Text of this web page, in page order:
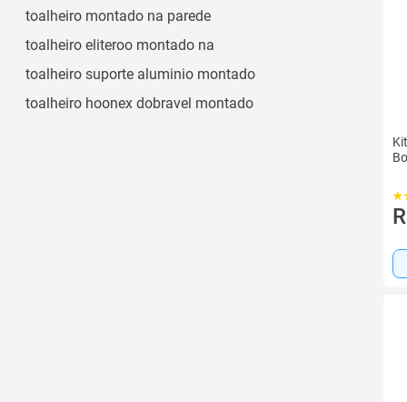
toalheiro montado na parede
toalheiro eliteroo montado na
toalheiro suporte aluminio montado
toalheiro hoonex dobravel montado